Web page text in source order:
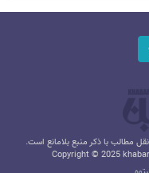
مطالب با ذکر منبع بلامانع است.
Copyright © 2025